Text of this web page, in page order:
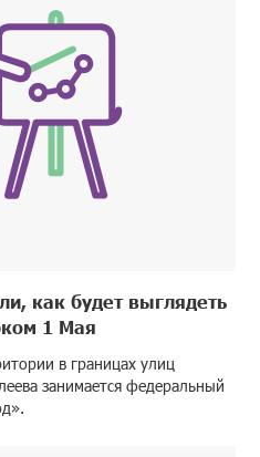
как будет выглядеть
1 Мая
в границах улиц
занимается федеральный